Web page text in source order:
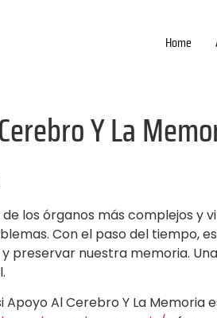
Home
Y La
los órganos más complejos y
Con el paso del tiempo,
preservar nuestra memoria.
Apoyo Al Cerebro Y La Memoria